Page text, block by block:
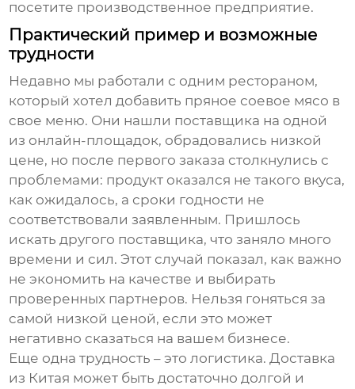
посетите производственное предприятие.
Практический пример и возможные
трудности
Недавно мы работали с одним рестораном,
который хотел добавить пряное соевое мясо в
свое меню. Они нашли поставщика на одной
из онлайн-площадок, обрадовались низкой
цене, но после первого заказа столкнулись с
проблемами: продукт оказался не такого вкуса,
как ожидалось, а сроки годности не
соответствовали заявленным. Пришлось
искать другого поставщика, что заняло много
времени и сил. Этот случай показал, как важно
не экономить на качестве и выбирать
проверенных партнеров. Нельзя гоняться за
самой низкой ценой, если это может
негативно сказаться на вашем бизнесе.
Еще одна трудность – это логистика. Доставка
из Китая может быть достаточно долгой и